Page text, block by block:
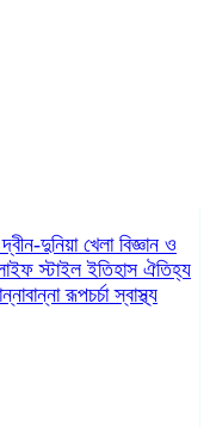
দ্বীন-দুনিয়া খেলা বিজ্ঞান ও
স্টাইলইতিহাস ঐতিহ্য
রূপচর্চাস্বাস্থ্য